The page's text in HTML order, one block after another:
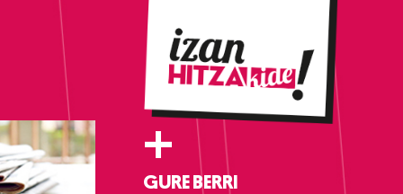
+
GURE BERRI